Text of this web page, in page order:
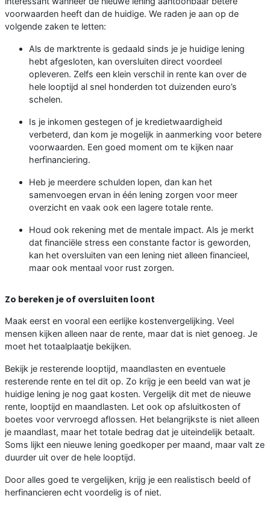
voorwaarden heeft dan de huidige. We raden je aan op de
volgende zaken te letten:
Als de marktrente is gedaald sinds je je huidige lening
hebt afgesloten, kan oversluiten direct voordeel
opleveren. Zelfs een klein verschil in rente kan over de
hele looptijd al snel honderden tot duizenden euro’s
schelen.
Is je inkomen gestegen of je kredietwaardigheid
verbeterd, dan kom je mogelijk in aanmerking voor betere
voorwaarden. Een goed moment om te kijken naar
herfinanciering.
Heb je meerdere schulden lopen, dan kan het
samenvoegen ervan in één lening zorgen voor meer
overzicht en vaak ook een lagere totale rente.
Houd ook rekening met de mentale impact. Als je merkt
dat financiële stress een constante factor is geworden,
kan het oversluiten van een lening niet alleen financieel,
maar ook mentaal voor rust zorgen.
Zo bereken je of oversluiten loont
Maak eerst en vooral een eerlijke kostenvergelijking. Veel
mensen kijken alleen naar de rente, maar dat is niet genoeg. Je
moet het totaalplaatje bekijken.
Bekijk je resterende looptijd, maandlasten en eventuele
resterende rente en tel dit op. Zo krijg je een beeld van wat je
huidige lening je nog gaat kosten. Vergelijk dit met de nieuwe
rente, looptijd en maandlasten. Let ook op afsluitkosten of
boetes voor vervroegd aflossen. Het belangrijkste is niet alleen
je maandlast, maar het totale bedrag dat je uiteindelijk betaalt.
Soms lijkt een nieuwe lening goedkoper per maand, maar valt ze
duurder uit over de hele looptijd.
Door alles goed te vergelijken, krijg je een realistisch beeld of
herfinancieren echt voordelig is of niet.